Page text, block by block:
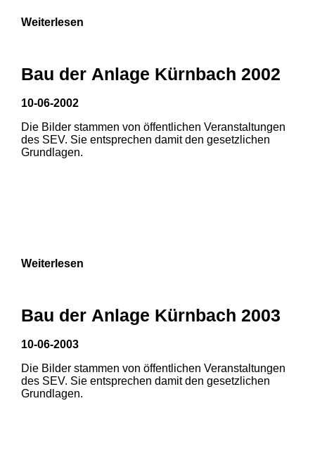
Weiterlesen
Bau der Anlage Kürnbach 2002
10-06-2002
Die Bilder stammen von öffentlichen Veranstaltungen
des SEV. Sie entsprechen damit den gesetzlichen
Grundlagen.
Weiterlesen
Bau der Anlage Kürnbach 2003
10-06-2003
Die Bilder stammen von öffentlichen Veranstaltungen
des SEV. Sie entsprechen damit den gesetzlichen
Grundlagen.